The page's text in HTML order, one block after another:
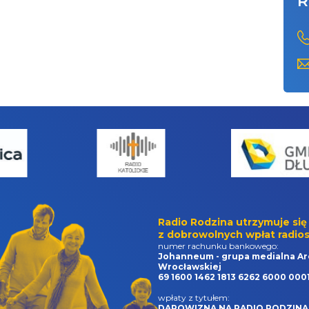
Radio Rodzina utrzymuje się
z dobrowolnych wpłat
numer rachunku bankowego:
Johanneum - grupa medialna
Wrocławskiej
69 1600 1462 1813 6262 6000
wpłaty z tytułem: